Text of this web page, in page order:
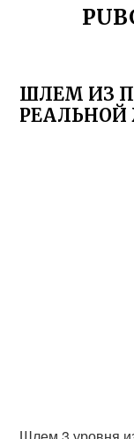
ШЛЕМ ИЗ